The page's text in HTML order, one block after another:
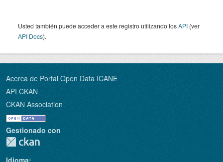
Usted también puede acceder a este registro utilizando losAPI (ver
API Docs).
Acerca de Portal Open Data ICANE
API CKAN
CKAN Association
Gestionado con
Idioma